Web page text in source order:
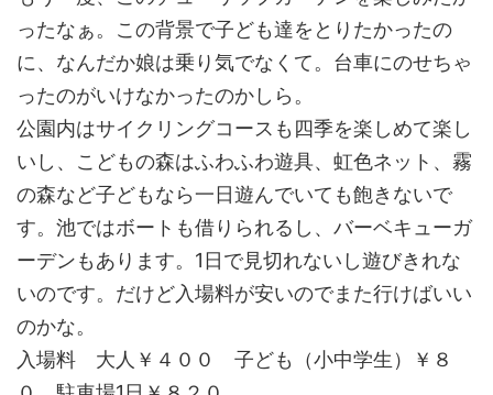
ったなぁ。この背景で子ども達をとりたかったの
に、なんだか娘は乗り気でなくて。台車にのせちゃ
ったのがいけなかったのかしら。
公園内はサイクリングコースも四季を楽しめて楽し
いし、こどもの森はふわふわ遊具、虹色ネット、霧
の森など子どもなら一日遊んでいても飽きないで
す。池ではボートも借りられるし、バーベキューガ
ーデンもあります。1日で見切れないし遊びきれな
いのです。だけど入場料が安いのでまた行けばいい
のかな。
入場料 大人￥４００ 子ども（小中学生）￥８